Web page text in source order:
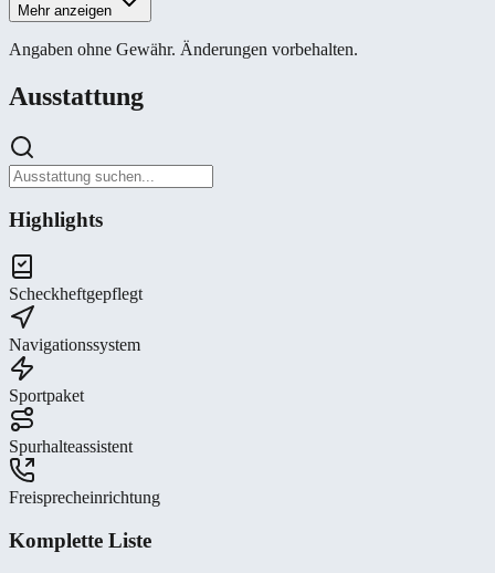
Mehr anzeigen
Angaben ohne Gewähr. Änderungen vorbehalten.
Ausstattung
Highlights
Scheckheftgepflegt
Navigationssystem
Sportpaket
Spurhalteassistent
Freisprecheinrichtung
Komplette Liste